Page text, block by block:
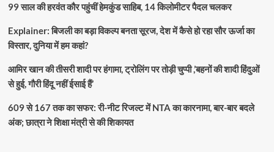
99 साल की हरवंत कौर पहुंचीं हेमकुंड साहिब, 14 किलोमीटर पैदल चलकर
Explainer: बिजली का बड़ा विकल्प बनता सूरज, देश में कैसे हो रहा सौर ऊर्जा का
विस्तार, दुनिया में हम कहां?
आमिर खान की तीसरी शादी पर हंगामा, ट्रोलिंग पर तोड़ी चुप्पी ,’बहनों की शादी हिंदुओं
से हुई, गौरी हिंदू नहीं ईसाई हैं’
609 से 167 तक का सफर: री-नीट रिजल्ट में NTA का कारनामा, बार-बार बदले
अंक; छात्रा ने शिक्षा मंत्री से की शिकायत